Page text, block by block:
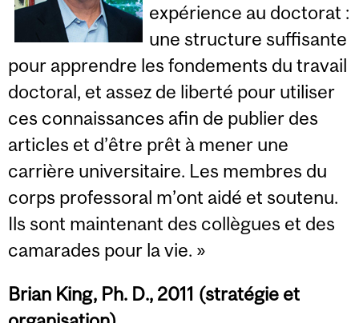
expérience au doctorat :
une structure suffisante
pour apprendre les fondements du travail
doctoral, et assez de liberté pour utiliser
ces connaissances afin de publier des
articles et d’être prêt à mener une
carrière universitaire. Les membres du
corps professoral m’ont aidé et soutenu.
Ils sont maintenant des collègues et des
camarades pour la vie. »
Brian King, Ph. D., 2011 (stratégie et